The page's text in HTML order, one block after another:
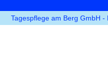
Tagespflege am Berg GmbH